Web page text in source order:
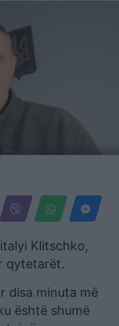
Klitschko,
qytetarët.
disa minuta më
është shumë